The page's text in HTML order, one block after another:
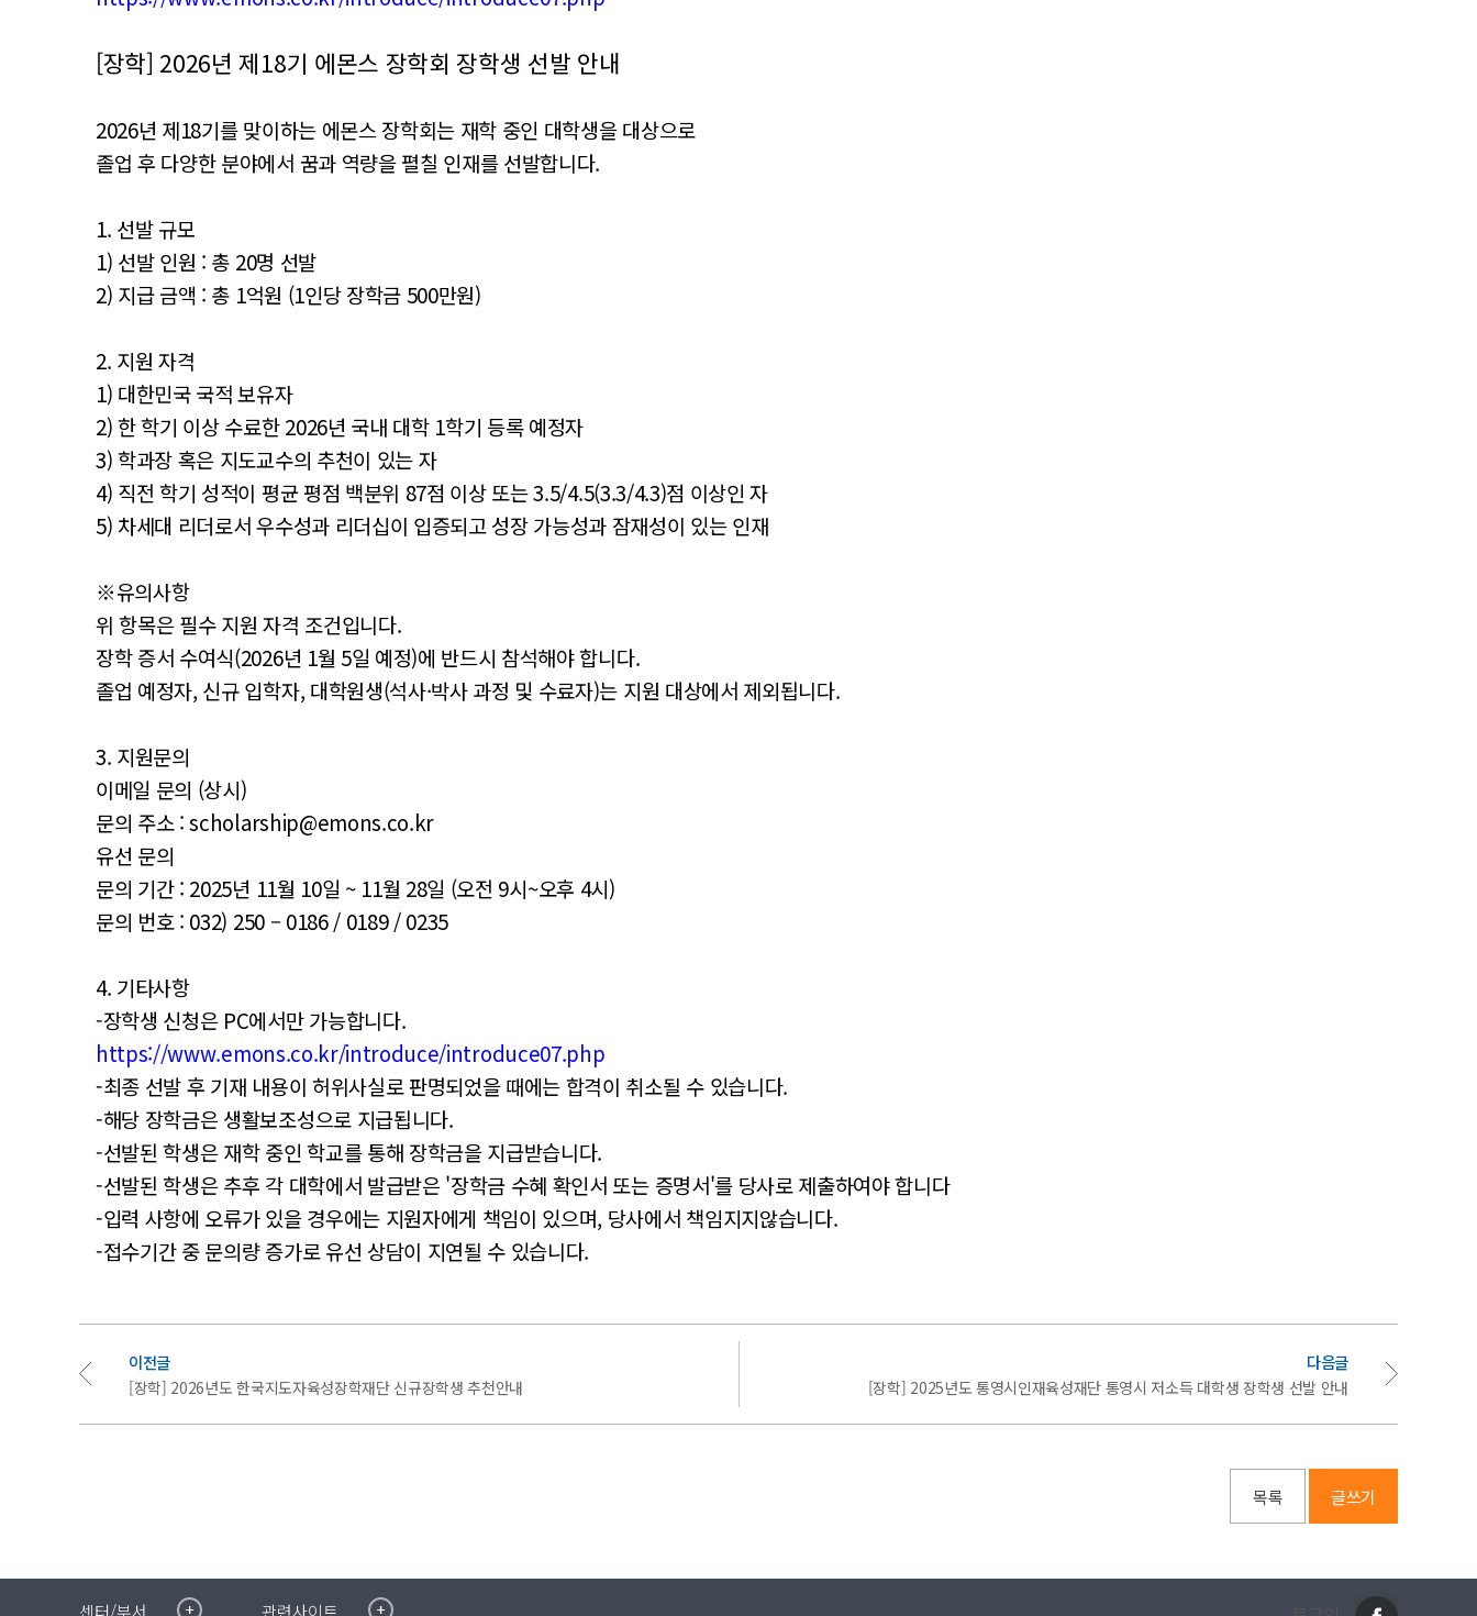
[장학] 2026년 제18기 에몬스 장학회 장학생 선발 안내
2026년 제18기를 맞이하는 에몬스 장학회는 재학 중인 대학생을 대상으로
졸업 후 다양한 분야에서 꿈과 역량을 펼칠 인재를 선발합니다.
1. 선발 규모
1) 선발 인원 : 총 20명 선발
2) 지급 금액 : 총 1억원 (1인당 장학금 500만원)
2. 지원 자격
1) 대한민국 국적 보유자
2) 한 학기 이상 수료한 2026년 국내 대학 1학기 등록 예정자
3) 학과장 혹은 지도교수의 추천이 있는 자
4) 직전 학기 성적이 평균 평점 백분위 87점 이상 또는 3.5/4.5(3.3/4.3)점 이상인 자
5) 차세대 리더로서 우수성과 리더십이 입증되고 성장 가능성과 잠재성이 있는 인재
※유의사항
위 항목은 필수 지원 자격 조건입니다.
장학 증서 수여식(2026년 1월 5일 예정)에 반드시 참석해야 합니다.
졸업 예정자, 신규 입학자, 대학원생(석사·박사 과정 및 수료자)는 지원 대상에서 제외됩니다.
3. 지원문의
이메일 문의 (상시)
문의 주소 : scholarship@emons.co.kr
유선 문의
문의 기간 : 2025년 11월 10일 ~ 11월 28일 (오전 9시~오후 4시)
문의 번호 : 032) 250 – 0186 / 0189 / 0235
4. 기타사항
-장학생 신청은 PC에서만 가능합니다.
https://www.emons.co.kr/introduce/introduce07.php
-최종 선발 후 기재 내용이 허위사실로 판명되었을 때에는 합격이 취소될 수 있습니다.
-해당 장학금은 생활보조성으로 지급됩니다.
-선발된 학생은 재학 중인 학교를 통해 장학금을 지급받습니다.
-선발된 학생은 추후 각 대학에서 발급받은 '장학금 수혜 확인서 또는 증명서'를 당사로 제출하여야 합니다
-입력 사항에 오류가 있을 경우에는 지원자에게 책임이 있으며, 당사에서 책임지지않습니다.
-접수기간 중 문의량 증가로 유선 상담이 지연될 수 있습니다.
이전글
[장학] 2026년도 한국지도자육성장학재단 신규장학생 추천안내
다음글
[장학] 2025년도 통영시인재육성재단 통영시 저소득 대학생 장학생 선발 안내
목록 글쓰기
센터/부서취·창업지원센터 관련사이트
이메일무단수집거부